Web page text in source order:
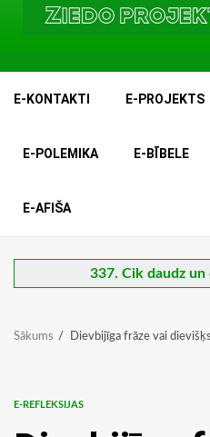
E-KONTAKTI E-PROJEKTS
E-POLEMIKA E-BĪBELE
E-AFIŠA
337. Cik daudz un
Sākums Dievbijīga frāze vai
E-REFLEKSIJAS